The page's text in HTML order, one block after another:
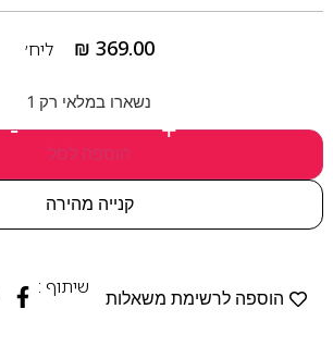
₪ 369.00 ליח׳
נשארו במלאי רק 1
- +
הוספה לסל
קנייה מהירה
הוספה לרשימת משאלות
שיתוף :